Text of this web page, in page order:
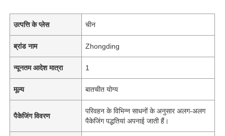
उत्पत्ति के प्लेस चीन
ब्रांड नाम Zhongding
न्यूनतम आदेश मात्रा 1
मूल्य बातचीत योग्य
पैकेजिंग विवरण
परिवहन के विभिन्न साधनों के अनुसार अलग-अलग
पैकेजिंग पद्धतियां अपनाई जाती हैं।